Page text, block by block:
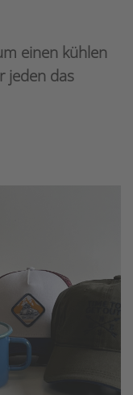
einen kühlen
jeden das